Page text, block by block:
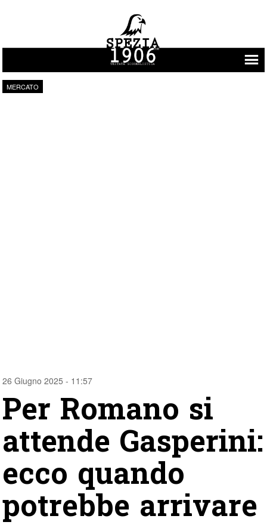
Vai al contenuto
MERCATO
26 Giugno 2025 - 11:57
Per Romano si
attende Gasperini:
ecco quando
potrebbe arrivare